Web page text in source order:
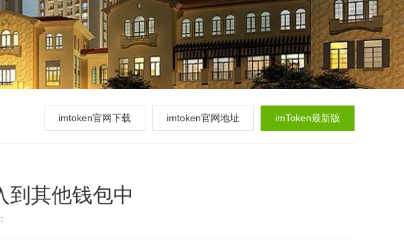
imtoken官网下载 imtoken官网地址 imToken最新版
到其他钱包中